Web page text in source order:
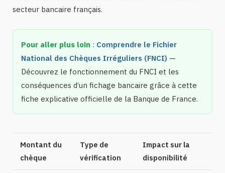
secteur bancaire français.
Pour aller plus loin : Comprendre le Fichier
National des Chèques Irréguliers (FNCI) —
Découvrez le fonctionnement du FNCI et les
conséquences d’un fichage bancaire grâce à cette
fiche explicative officielle de la Banque de France.
Montant du
chèque
Type de
vérification
Impact sur la
disponibilité